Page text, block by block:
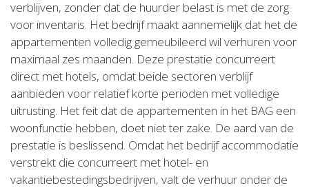
verblijven, zonder dat de huurder belast is met de zorg
voor inventaris. Het bedrijf maakt aannemelijk dat het de
appartementen volledig gemeubileerd wil verhuren voor
maximaal zes maanden. Deze prestatie concurreert
direct met hotels, omdat beide sectoren verblijf
aanbieden voor relatief korte perioden met volledige
uitrusting. Het feit dat de appartementen in het BAG een
woonfunctie hebben, doet niet ter zake. De aard van de
prestatie is beslissend. Omdat het bedrijf accommodatie
verstrekt die concurreert met hotel- en
vakantiebestedingsbedrijven, valt de verhuur onder de